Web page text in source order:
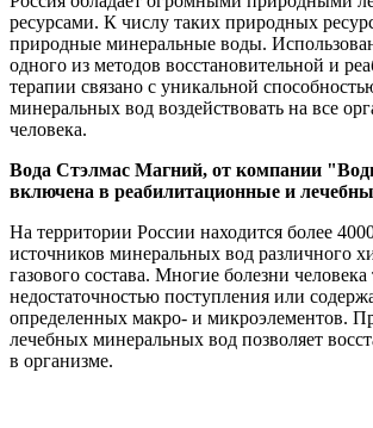
ресурсами. К числу таких природных
природные минеральные воды.
одного из методов восстановительной и
терапии связано с уникальной
минеральных вод воздействовать на все
человека.
Вода Стэлмас Магний, от компании
включена в реабилитационные и
На территории России находится более
источников минеральных вод различного
газового состава. Многие болезни человека
недостаточностью поступления или
определенных макро- и микроэлементов.
лечебных минеральных вод позволяет
в организме.